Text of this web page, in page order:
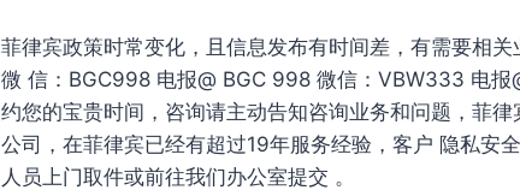
菲律宾政策时常变化，且信息发布有时间差，有需要相
微 信：BGC998 电报@ BGC 998 微信：VBW333 电报
约您的宝贵时间，咨询请主动告知咨询业务和问题，菲
公司，在菲律宾已经有超过19年服务经验，客户 隐私安
人员上门取件或前往我们办公室提交 。